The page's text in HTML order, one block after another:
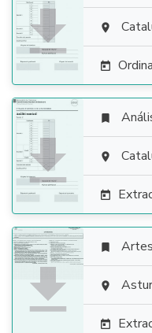
 








